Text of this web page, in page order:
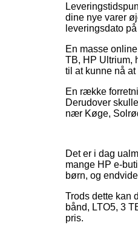
dine nye varer
leveringsdato
En masse
TB, HP Ultrium,
til at kunne nå
En række
Derudover
nær Køge,
Det er i dag
mange HP e-
børn, og
Trods dette kan
bånd, LTO5, 3
pris.